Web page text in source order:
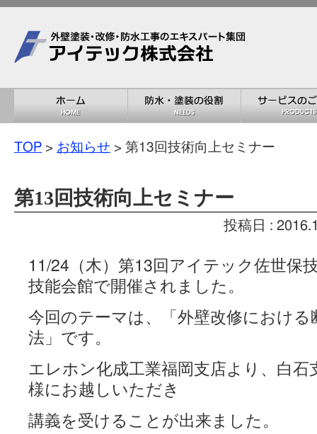
TOP > お知らせ > 第13回技術向上セミナー
第13回技術向上セミナー
投稿日 :
11/24（木）第13回アイテック佐世保
技能会館で開催されました。
今回のテーマは、「外壁改修における
法」です。
エレホン化成工業福岡支店より、白石
様にお越しいただき
講義を受けることが出来ました。